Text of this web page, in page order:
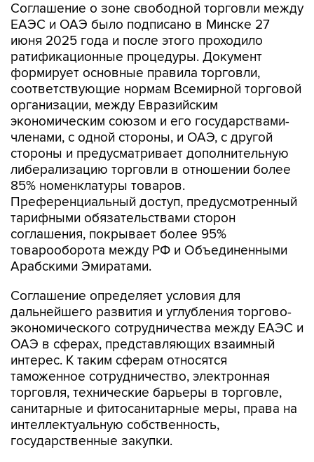
Соглашение о зоне свободной торговли между
ЕАЭС и ОАЭ было подписано в Минске 27
июня 2025 года и после этого проходило
ратификационные процедуры. Документ
формирует основные правила торговли,
соответствующие нормам Всемирной торговой
организации, между Евразийским
экономическим союзом и его государствами-
членами, с одной стороны, и ОАЭ, с другой
стороны и предусматривает дополнительную
либерализацию торговли в отношении более
85% номенклатуры товаров.
Преференциальный доступ, предусмотренный
тарифными обязательствами сторон
соглашения, покрывает более 95%
товарооборота между РФ и Объединенными
Арабскими Эмиратами.
Соглашение определяет условия для
дальнейшего развития и углубления торгово-
экономического сотрудничества между ЕАЭС и
ОАЭ в сферах, представляющих взаимный
интерес. К таким сферам относятся
таможенное сотрудничество, электронная
торговля, технические барьеры в торговле,
санитарные и фитосанитарные меры, права на
интеллектуальную собственность,
государственные закупки.